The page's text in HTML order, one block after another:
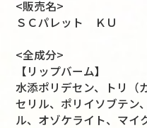
<販売名>
ＳＣパレット ＫＵ
<全成分>
【リップバーム】
水添ポリデセン、トリ（
セリル、ポリイソブテン
ル、オゾケライト、マイ